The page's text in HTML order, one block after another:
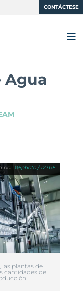
CONTÁCTESE
Agua
06photo / 123RF
plantas de
cantidades de